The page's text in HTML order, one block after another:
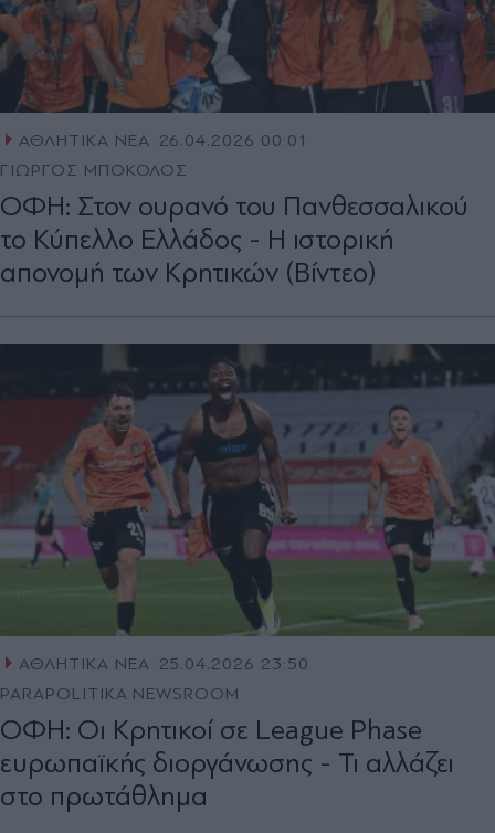
ΑΘΛΗΤΙΚΑ ΝΕΑ 26.04.2026 00:01
ΓΙΩΡΓΟΣ ΜΠΟΚΟΛΟΣ
ΟΦΗ: Στον ουρανό του Πανθεσσαλικού
το Κύπελλο Ελλάδος - Η ιστορική
απονομή των Κρητικών (Βίντεο)
ΑΘΛΗΤΙΚΑ ΝΕΑ 25.04.2026 23:50
PARAPOLITIKA NEWSROOM
ΟΦΗ: Οι Κρητικοί σε League Phase
ευρωπαϊκής διοργάνωσης - Τι αλλάζει
στο πρωτάθλημα